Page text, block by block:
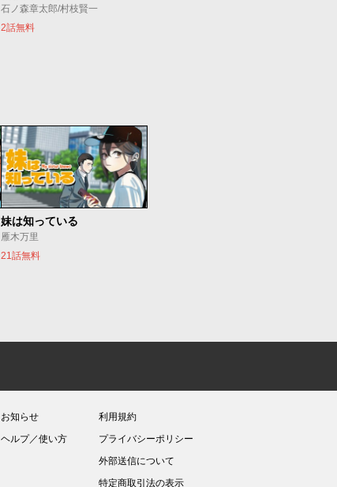
石ノ森章太郎/村枝賢一
2話無料
妹は知っている
雁木万里
21話無料
お知らせ
ヘルプ／使い方
利用規約
プライバシーポリシー
外部送信について
特定商取引法の表示